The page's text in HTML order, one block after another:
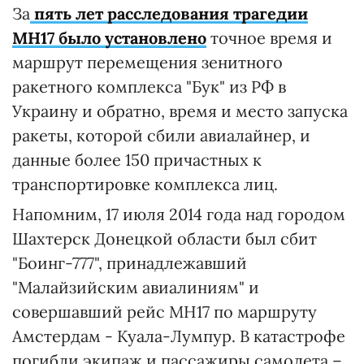
За пять лет расследования трагедии
MH17 было установлено точное время и
маршрут перемещения зенитного
ракетного комплекса "Бук" из РФ в
Украину и обратно, время и место запуска
ракеты, которой сбили авиалайнер, и
данные более 150 причастных к
транспортировке комплекса лиц.
Напомним, 17 июля 2014 года над городом
Шахтерск Донецкой области был сбит
"Боинг-777", принадлежавший
"Малайзийским авиалиниям" и
совершавший рейс МН17 по маршруту
Амстердам - Куала-Лумпур. В катастрофе